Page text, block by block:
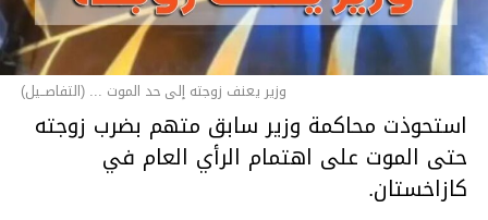
وزير يعنف زوجته إلى حد الموت ... (التفاصــيل)
استحوذت محاكمة وزير سابق متهم بضرب زوجته
حتى الموت على اهتمام الرأي العام في
كازاخستان.